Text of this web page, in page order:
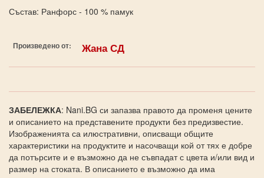
Състав: Ранфорс - 100 % памук
Произведено от: Жана СД
ЗАБЕЛЕЖКА: Nani.BG си запазва правото да променя цените
и описанието на представените продукти без предизвестие.
Изображенията са илюстративни, описващи общите
характеристики на продуктите и насочващи кой от тях е добре
да потърсите и е възможно да не съвпадат с цвета и/или вид и
размер на стоката. В описанието е възможно да има